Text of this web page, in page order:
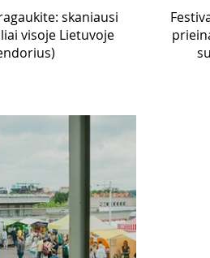
skaniausi
visoje Lietuvoje